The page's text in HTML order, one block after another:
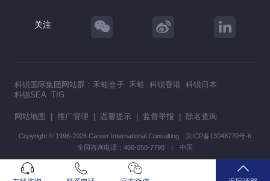
关注
科锐国际集团网站群： 禾蛙盒子 禾蛙 科锐香港 科锐日本
科锐SEA TIG
网站地图 推广管理 温馨提示 监督举报 除名查询
Copyright © 1996-2026 Career International Consulting 京ICP备13048770号-6
全国咨询电话：400-050-7798 | 中国